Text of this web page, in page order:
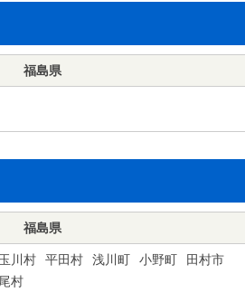
福島県
福島県
玉川村 平田村 浅川町 小野町
田村市
村